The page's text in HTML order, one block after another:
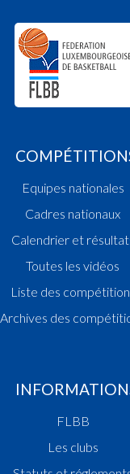
Equipes nationales
Cadres nationaux
Calendrier et
Toutes les vidéos
Liste des
Archives des
FLBB
Les clubs